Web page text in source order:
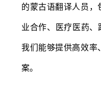
的蒙古语翻译人员，
业合作、医疗医药、
我们能够提供高效率
案。